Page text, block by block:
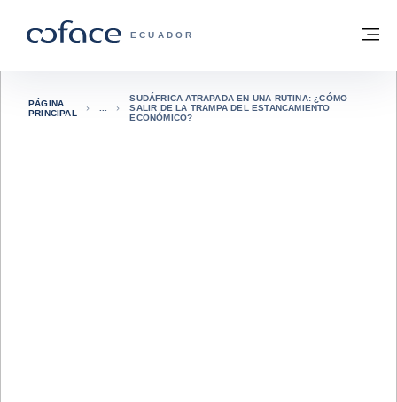
COFACE - FOR TRADE
ECUADOR
Volver a la página principal
PÁGINA
PRINCIPAL
SUDÁFRICA ATRAPADA EN UNA RUTINA: ¿CÓMO
SALIR DE LA TRAMPA DEL ESTANCAMIENTO
ECONÓMICO?